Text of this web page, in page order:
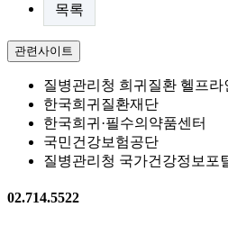
목록
관련사이트
질병관리청 희귀질환 헬프라
한국희귀질환재단
한국희귀·필수의약품센터
국민건강보험공단
질병관리청 국가건강정보포
02.714.5522